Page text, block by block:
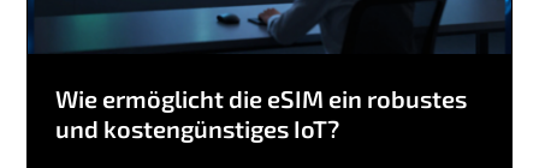
Wie ermöglicht die eSIM ein robustes
und kostengünstiges IoT?